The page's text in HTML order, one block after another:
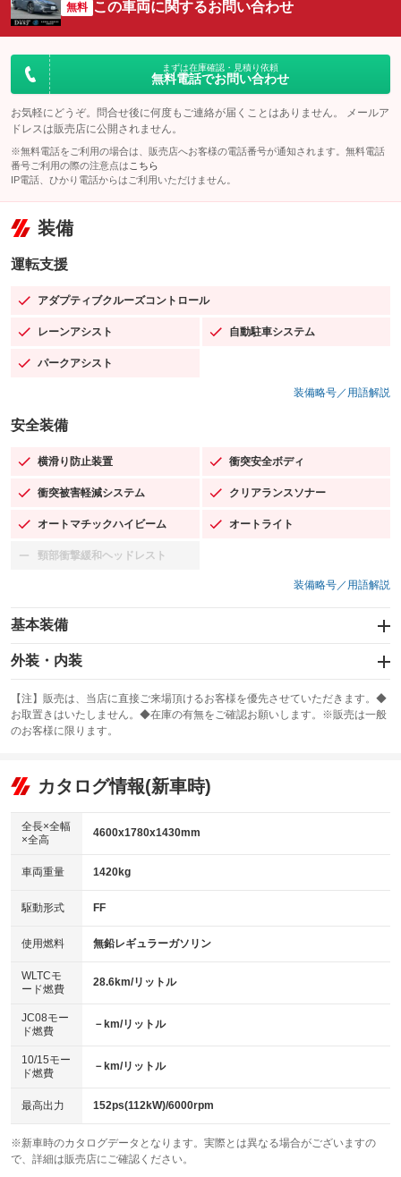
無料 この車両に関するお問い合わせ
まずは在庫確認・見積り依頼
無料電話でお問い合わせ
お気軽にどうぞ。問合せ後に何度もご連絡が届くことはありません。 メールア
ドレスは販売店に公開されません。
※無料電話をご利用の場合は、販売店へお客様の電話番号が通知されます。無料電話
番号ご利用の際の注意点は こちら
IP電話、ひかり電話からはご利用いただけません。
装備
運転支援
アダプティブクルーズコントロール
：装備あり
レーンアシスト
：装備あり 自動駐車システム
：装備あり
パークアシスト
：装備あり
装備略号／用語解説
安全装備
横滑り防止装置
：装備あり 衝突安全ボディ
：装備あり
衝突被害軽減システム
：装備あり クリアランスソナー
：装備あり
オートマチックハイビーム
：装備あり オートライト
：装備あり
頸部衝撃緩和ヘッドレスト
：装備なし
装備略号／用語解説
基本装備
エアバッグ：運転席/助手席/サイド
：装備あり
：装備なし
サンルーフ
：装備なし ABS
リフトアップ
：装備なし
：装備なし
パワーウィンドウ
アイドリングストップ
：装備なし
USB入力端子
：装備あり
100V電源
：装備あり
センターデフロック
：装備なし
電動格納ミラー
：装備あり
外装・内装
カーナビ：メモリーナビ他
：装備あり
TV：フルセグ
：装備あり
ビジュアル
：装備なし
：装備あり
革シート
キーレス
HID(キセノンライト)
：装備なし
バックカメラ
：装備あり
エアロ
：装備なし
：装備なし
パワーシート
ベンチシート
：装備なし
チップアップシート
：装備なし
：装備なし ：装備あり
ウォークスルー
：装備なし
【注】販売は、当店に直接ご来場頂けるお客様を優先させていただきます。◆
お取置きはいたしません。◆在庫の有無をご確認お願いします。※販売は一般
のお客様に限ります。
カタログ情報(新車時)
全長×全幅
×全高
4600x1780x1430mm
車両重量 1420kg
駆動形式 FF
使用燃料 無鉛レギュラーガソリン
WLTCモ
ード燃費
28.6km/リットル
JC08モー
ド燃費
－km/リットル
10/15モー
ド燃費
－km/リットル
最高出力 152ps(112kW)/6000rpm
※新車時のカタログデータとなります。実際とは異なる場合がございますの
で、詳細は販売店にご確認ください。